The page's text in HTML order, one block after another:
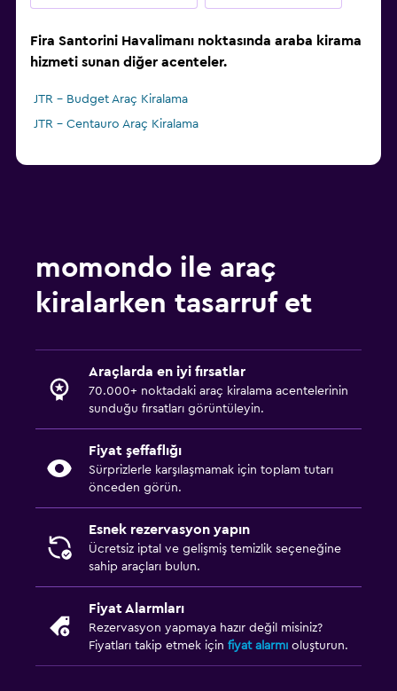
Fira Santorini Havalimanı noktasında araba kirama
hizmeti sunan diğer acenteler.
JTR - Budget Araç Kiralama
JTR - Centauro Araç Kiralama
momondo ile araç
kiralarken tasarruf et
Araçlarda en iyi fırsatlar
70.000+ noktadaki araç kiralama acentelerinin
sunduğu fırsatları görüntüleyin.
Fiyat şeffaflığı
Sürprizlerle karşılaşmamak için toplam tutarı
önceden görün.
Esnek rezervasyon yapın
Ücretsiz iptal ve gelişmiş temizlik seçeneğine
sahip araçları bulun.
Fiyat Alarmları
Rezervasyon yapmaya hazır değil misiniz?
Fiyatları takip etmek için fiyat alarmı oluşturun.